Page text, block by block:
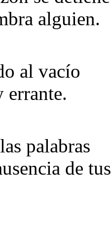
alguien.
al vacío
errante.
palabras
de